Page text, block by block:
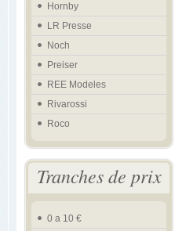
Hornby
LR Presse
Noch
Preiser
REE Modeles
Rivarossi
Roco
Tranches de prix
0 a 10 €